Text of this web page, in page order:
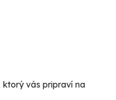
ktorý vás pripraví na